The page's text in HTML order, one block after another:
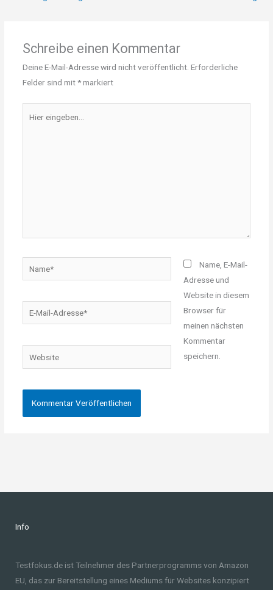
Schreibe einen Kommentar
Deine E-Mail-Adresse wird nicht veröffentlicht. Erforderliche
Felder sind mit*markiert
eingeben…
Mail-
Website
Name, E-Mail-
Adresse und
Website in diesem
Browser für
meinen nächsten
Kommentar
speichern.
Info
Testfokus.de ist Teilnehmer des Partnerprogramms von Amazon
EU, das zur Bereitstellung eines Mediums für Websites konzipiert